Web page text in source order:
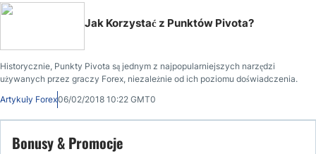
Jak Korzystać z Punktów Pivota?
Historycznie, Punkty Pivota są jednym z najpopularniejszych narzędzi
używanych przez graczy Forex, niezależnie od ich poziomu doświadczenia.
Artykuły Forex06/02/2018 10:22 GMT0
Bonusy & Promocje